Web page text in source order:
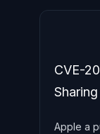
CVE-
Apple a